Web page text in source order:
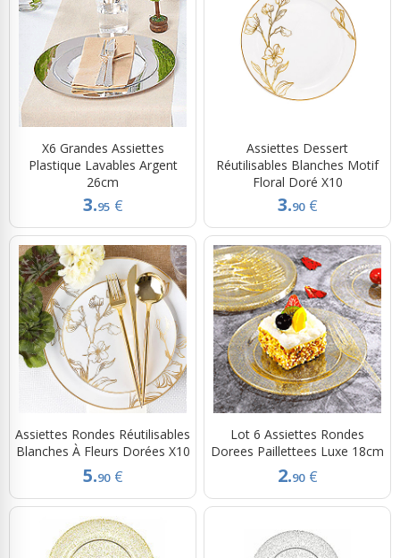
X6 Grandes Assiettes
Plastique Lavables Argent
26cm
3.95 €
Assiettes Dessert
Réutilisables Blanches Motif
Floral Doré X10
3.90 €
Assiettes Rondes Réutilisables
Blanches À Fleurs Dorées X10
5.90 €
Lot 6 Assiettes Rondes
Dorees Paillettees Luxe 18cm
2.90 €